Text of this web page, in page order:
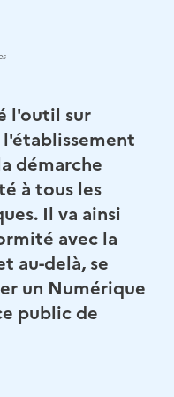
l'outil sur
démarche
à tous les
Il va ainsi
avec la
au-delà, se
un Numérique
public de